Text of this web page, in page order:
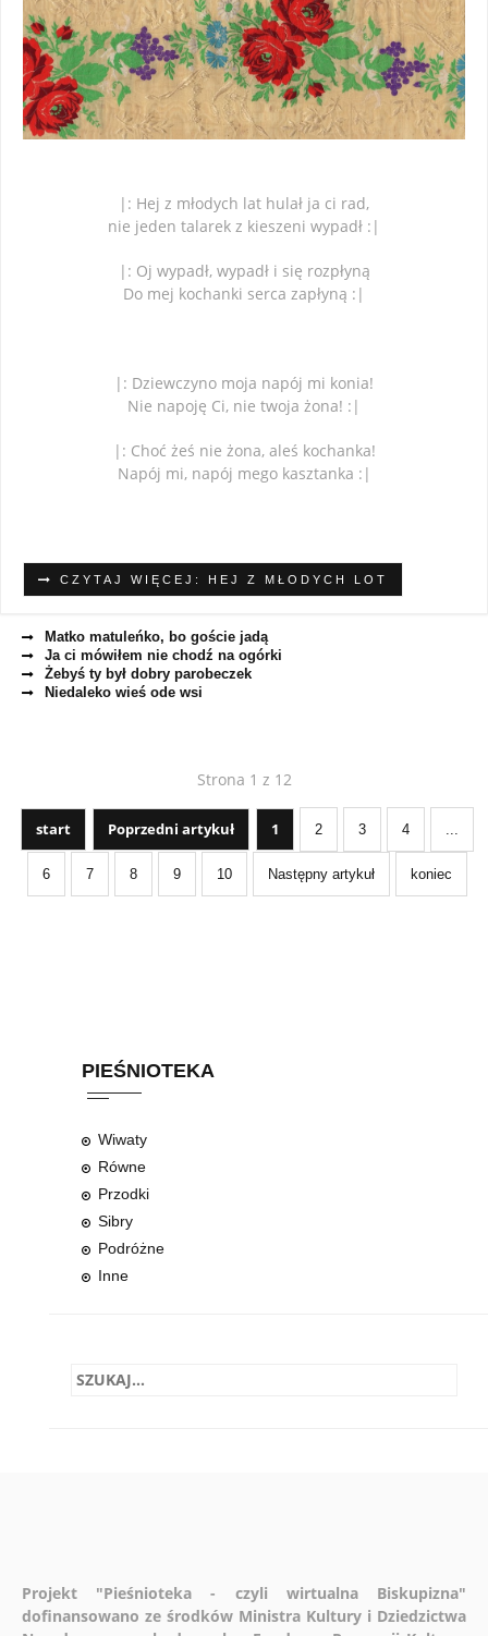
|: Hej z młodych lat hulał ja ci rad,
nie jeden talarek z kieszeni wypadł :|
|: Oj wypadł, wypadł i się rozpłyną
Do mej kochanki serca zapłyną :|
|: Dziewczyno moja napój mi konia!
Nie napoję Ci, nie twoja żona! :|
|: Choć żeś nie żona, aleś kochanka!
Napój mi, napój mego kasztanka :|
CZYTAJ WIĘCEJ: HEJ Z MŁODYCH LOT
Matko matuleńko, bo goście jadą
Ja ci mówiłem nie chodź na ogórki
Żebyś ty był dobry parobeczek
Niedaleko wieś ode wsi
Strona 1 z 12
start Poprzedni artykuł 1 2 3 4 ...
6 7 8 9 10 Następny artykuł koniec
PIEŚNIOTEKA
Wiwaty
Równe
Przodki
Sibry
Podróżne
Inne
Projekt "Pieśnioteka - czyli wirtualna Biskupizna"
dofinansowano ze środków Ministra Kultury i Dziedzictwa